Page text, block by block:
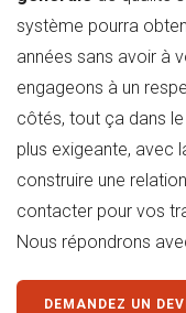
système pourra
années sans avoir à
engageons à un
côtés, tout ça dans
plus exigeante, avec
construire une
contacter pour vos
Nous répondrons
DEMANDEZ UN